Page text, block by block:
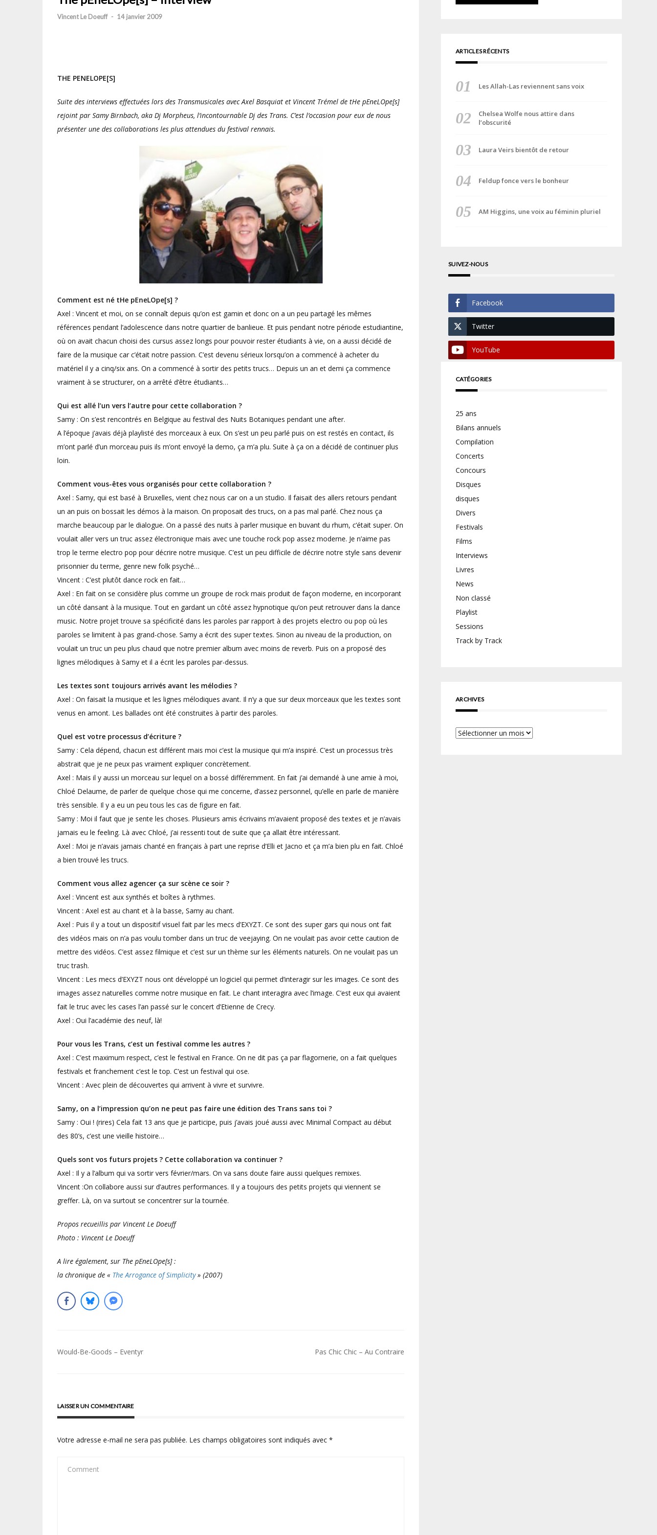
Vincent Le Doeuff - 14 janvier 2009
THE PENELOPE[S]
Suite des interviews effectuées lors des Transmusicales avec Axel Basquiat et Vincent Trémel de tHe pEneLOpe[s]
rejoint par Samy Birnbach, aka Dj Morpheus, l’incontournable Dj des Trans. C’est l’occasion pour eux de nous
présenter une des collaborations les plus attendues du festival rennais.
Comment est né tHe pEneLOpe[s] ?
Axel : Vincent et moi, on se connaît depuis qu’on est gamin et donc on a un peu partagé les mêmes
références pendant l’adolescence dans notre quartier de banlieue. Et puis pendant notre période estudiantine,
où on avait chacun choisi des cursus assez longs pour pouvoir rester étudiants à vie, on a aussi décidé de
faire de la musique car c’était notre passion. C’est devenu sérieux lorsqu’on a commencé à acheter du
matériel il y a cinq/six ans. On a commencé à sortir des petits trucs… Depuis un an et demi ça commence
vraiment à se structurer, on a arrêté d’être étudiants…
Qui est allé l’un vers l’autre pour cette collaboration ?
Samy : On s’est rencontrés en Belgique au festival des Nuits Botaniques pendant une after.
A l’époque j’avais déjà playlisté des morceaux à eux. On s’est un peu parlé puis on est restés en contact, ils
m’ont parlé d’un morceau puis ils m’ont envoyé la demo, ça m’a plu. Suite à ça on a décidé de continuer plus
loin.
Comment vous-êtes vous organisés pour cette collaboration ?
Axel : Samy, qui est basé à Bruxelles, vient chez nous car on a un studio. Il faisait des allers retours pendant
un an puis on bossait les démos à la maison. On proposait des trucs, on a pas mal parlé. Chez nous ça
marche beaucoup par le dialogue. On a passé des nuits à parler musique en buvant du rhum, c’était super. On
voulait aller vers un truc assez électronique mais avec une touche rock pop assez moderne. Je n’aime pas
trop le terme electro pop pour décrire notre musique. C’est un peu difficile de décrire notre style sans devenir
prisonnier du terme, genre new folk psyché…
Vincent : C’est plutôt dance rock en fait…
Axel : En fait on se considère plus comme un groupe de rock mais produit de façon moderne, en incorporant
un côté dansant à la musique. Tout en gardant un côté assez hypnotique qu’on peut retrouver dans la dance
music. Notre projet trouve sa spécificité dans les paroles par rapport à des projets electro ou pop où les
paroles se limitent à pas grand-chose. Samy a écrit des super textes. Sinon au niveau de la production, on
voulait un truc un peu plus chaud que notre premier album avec moins de reverb. Puis on a proposé des
lignes mélodiques à Samy et il a écrit les paroles par-dessus.
Les textes sont toujours arrivés avant les mélodies ?
Axel : On faisait la musique et les lignes mélodiques avant. Il n’y a que sur deux morceaux que les textes sont
venus en amont. Les ballades ont été construites à partir des paroles.
Quel est votre processus d’écriture ?
Samy : Cela dépend, chacun est différent mais moi c’est la musique qui m’a inspiré. C’est un processus très
abstrait que je ne peux pas vraiment expliquer concrètement.
Axel : Mais il y aussi un morceau sur lequel on a bossé différemment. En fait j’ai demandé à une amie à moi,
Chloé Delaume, de parler de quelque chose qui me concerne, d’assez personnel, qu’elle en parle de manière
très sensible. Il y a eu un peu tous les cas de figure en fait.
Samy : Moi il faut que je sente les choses. Plusieurs amis écrivains m’avaient proposé des textes et je n’avais
jamais eu le feeling. Là avec Chloé, j’ai ressenti tout de suite que ça allait être intéressant.
Axel : Moi je n’avais jamais chanté en français à part une reprise d’Elli et Jacno et ça m’a bien plu en fait. Chloé
a bien trouvé les trucs.
Comment vous allez agencer ça sur scène ce soir ?
Axel : Vincent est aux synthés et boîtes à rythmes.
Vincent : Axel est au chant et à la basse, Samy au chant.
Axel : Puis il y a tout un dispositif visuel fait par les mecs d’EXYZT. Ce sont des super gars qui nous ont fait
des vidéos mais on n’a pas voulu tomber dans un truc de veejaying. On ne voulait pas avoir cette caution de
mettre des vidéos. C’est assez filmique et c’est sur un thème sur les éléments naturels. On ne voulait pas un
truc trash.
Vincent : Les mecs d’EXYZT nous ont développé un logiciel qui permet d’interagir sur les images. Ce sont des
images assez naturelles comme notre musique en fait. Le chant interagira avec l’image. C’est eux qui avaient
fait le truc avec les cases l’an passé sur le concert d’Etienne de Crecy.
Axel : Oui l’académie des neuf, là!
Pour vous les Trans, c’est un festival comme les autres ?
Axel : C’est maximum respect, c’est le festival en France. On ne dit pas ça par flagornerie, on a fait quelques
festivals et franchement c’est le top. C’est un festival qui ose.
Vincent : Avec plein de découvertes qui arrivent à vivre et survivre.
Samy, on a l’impression qu’on ne peut pas faire une édition des Trans sans toi ?
Samy : Oui ! (rires) Cela fait 13 ans que je participe, puis j’avais joué aussi avec Minimal Compact au début
des 80’s, c’est une vieille histoire…
Quels sont vos futurs projets ? Cette collaboration va continuer ?
Axel : Il y a l’album qui va sortir vers février/mars. On va sans doute faire aussi quelques remixes.
Vincent :On collabore aussi sur d’autres performances. Il y a toujours des petits projets qui viennent se
greffer. Là, on va surtout se concentrer sur la tournée.
Propos recueillis par Vincent Le Doeuff
Photo : Vincent Le Doeuff
A lire également, sur The pEneLOpe[s] :
la chronique de « The Arrogance of Simplicity» (2007)
Navigation
Would-Be-Goods – Eventyr Pas Chic Chic – Au Contraire
LAISSER UN COMMENTAIRE
Votre adresse e-mail ne sera pas publiée. Les champs obligatoires sont indiqués avec *
ARTICLES RÉCENTS
Les Allah-Las reviennent sans voix
Chelsea Wolfe nous attire dans
l’obscurité
Laura Veirs bientôt de retour
Feldup fonce vers le bonheur
AM Higgins, une voix au féminin pluriel
SUIVEZ-NOUS
Facebook
Twitter
YouTube
CATÉGORIES
25 ans
Bilans annuels
Compilation
Concerts
Concours
Disques
disques
Divers
Festivals
Films
Interviews
Livres
News
Non classé
Playlist
Sessions
Track by Track
ARCHIVES
Archives